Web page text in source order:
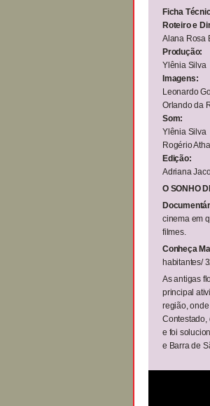
Ficha
Roteiro e
Alana Rosa
Produção:
Ylênia Silva
Imagens:
Leonardo
Orlando da
Som:
Ylênia Silva
Rogério
Edição:
Adriana
O SONHO
cinema em
filmes.
Conheça
habitantes/
As antigas
principal
região,
Contestado,
e foi
e Barra de